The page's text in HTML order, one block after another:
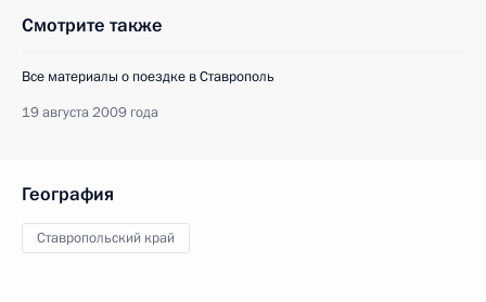
Смотрите также
Все материалы о поездке в Ставрополь
19 августа 2009 года
География
Ставропольский край